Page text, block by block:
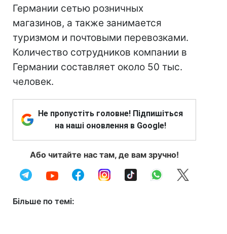
Германии сетью розничных
магазинов, а также занимается
туризмом и почтовыми перевозками.
Количество сотрудников компании в
Германии составляет около 50 тыс.
человек.
Не пропустіть головне! Підпишіться
на наші оновлення в Google!
Або читайте нас там, де вам зручно!
Більше по темі: